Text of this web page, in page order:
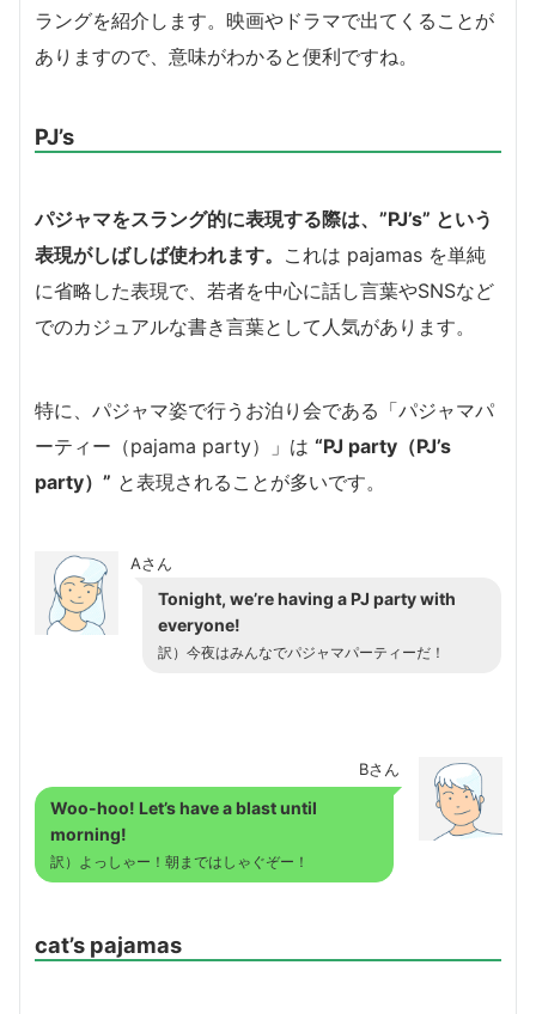
ラングを紹介します。映画やドラマで出てくることが
ありますので、意味がわかると便利ですね。
PJ’s
パジャマをスラング的に表現する際は、”PJ’s” という
表現がしばしば使われます。 これは pajamas を単純
に省略した表現で、若者を中心に話し言葉やSNSなど
でのカジュアルな書き言葉として人気があります。
特に、パジャマ姿で行うお泊り会である「パジャマパ
ーティー（pajama party）」は “PJ party（PJ’s
party）” と表現されることが多いです。
Aさん
Tonight, we’re having a PJ party with
everyone!
訳）今夜はみんなでパジャマパーティーだ！
Bさん
Woo-hoo! Let’s have a blast until
morning!
訳）よっしゃー！朝まではしゃぐぞー！
cat’s pajamas